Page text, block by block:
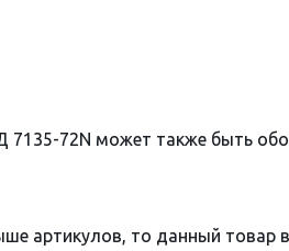
72N может также быть
артикулов, то данный